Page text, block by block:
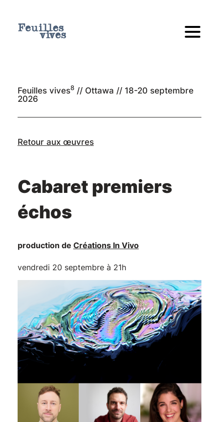
Feuilles vives8// Ottawa // 18-20 septembre
2026
Retour aux œuvres
Cabaret premiers
échos
production de Créations In Vivo
vendredi 20 septembre à 21h